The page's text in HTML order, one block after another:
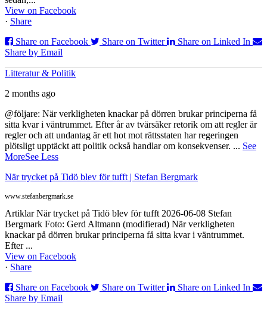
View on Facebook
· Share
Share on Facebook
Share on Twitter
Share on Linked In
Share by Email
Litteratur & Politik
2 months ago
@följare: När verkligheten knackar på dörren brukar principerna få
sitta kvar i väntrummet. Efter år av tvärsäker retorik om att regler är
regler och att undantag är ett hot mot rättsstaten har regeringen
plötsligt upptäckt att politik också handlar om konsekvenser. ... See
MoreSee Less
När trycket på Tidö blev för tufft | Stefan Bergmark
www.stefanbergmark.se
Artiklar När trycket på Tidö blev för tufft 2026-06-08 Stefan
Bergmark Foto: Gerd Altmann (modifierad) När verkligheten
knackar på dörren brukar principerna få sitta kvar i väntrummet.
Efter ...
View on Facebook
· Share
Share on Facebook
Share on Twitter
Share on Linked In
Share by Email